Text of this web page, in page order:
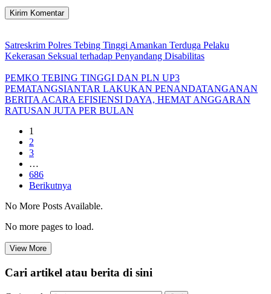
Satreskrim Polres Tebing Tinggi Amankan Terduga Pelaku
Kekerasan Seksual terhadap Penyandang Disabilitas
PEMKO TEBING TINGGI DAN PLN UP3
PEMATANGSIANTAR LAKUKAN PENANDATANGANAN
BERITA ACARA EFISIENSI DAYA, HEMAT ANGGARAN
RATUSAN JUTA PER BULAN
1
2
3
…
686
Berikutnya
No More Posts Available.
No more pages to load.
View More
Cari artikel atau berita di sini